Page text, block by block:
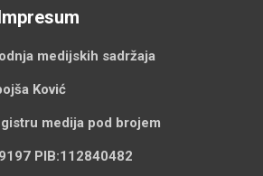
medijskih sadržaja
Ković
medija pod brojem
PIB:112840482